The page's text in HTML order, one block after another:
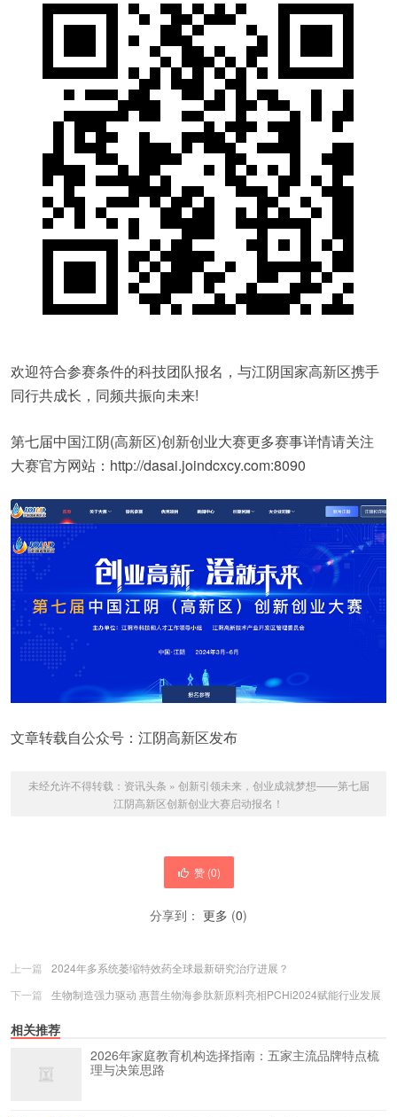
欢迎符合参赛条件的科技团队报名，与江阴国家高新区携手
同行共成长，同频共振向未来!
第七届中国江阴(高新区)创新创业大赛更多赛事详情请关注
大赛官方网站：http://dasai.joindcxcy.com:8090
文章转载自公众号：江阴高新区发布
未经允许不得转载： 资讯头条 » 创新引领未来，创业成就梦想——第七届
江阴高新区创新创业大赛启动报名！
赞 (0)
分享到： 更多 (0)
上一篇
2024年多系统萎缩特效药全球最新研究治疗进展？
下一篇
生物制造强力驱动 惠普生物海参肽新原料亮相PCHi2024赋能行业发展
相关推荐
2026年家庭教育机构选择指南：五家主流品牌特点梳
理与决策思路